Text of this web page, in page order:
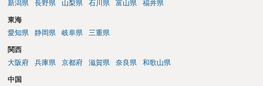
新潟県
長野県 山梨県 石川県 富山県 福井県
東海
愛知県
静岡県 岐阜県 三重県
関西
大阪府
兵庫県 京都府 滋賀県 奈良県 和歌山県
中国